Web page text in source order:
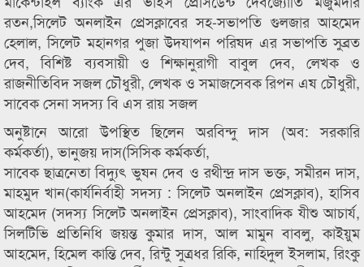
রতন,সিলেট অনলাইন প্রেসক্লাবের সহ-সভাপতি গুলজার আহমেদ
হেলাল, সিলেট মহানগর পুজা উদযাপন পরিষদ এর সভাপতি সুব্রত
দেব, বিশিষ্ট ব্যবসায়ী ও শিক্ষানুরাগী বাবুল দেব, লেখক ও
রাজনীতিবিদ সজল চৌধুরী, লেখক ও সমাজসেবক রিপন এষ চৌধুরী,
সাবেক সেনা সদস্য বি এস রায় সজল
অনুষ্টানে আরো উপস্থিত ছিলেন অরবিন্দু দাস (অব: সরকারি
কর্মকর্তা), ভানুজয় দাস(সিসিক কর্মকর্তা,
সাবেক ছাত্রনেতা বিদ্যুৎ ভুষন দেব ও রথীন্দ্র দাস ভক্ত, সমীরন দাস,
মাহমুদ খান(কার্যনির্বাহী সদস্য : সিলেট অনলাইন প্রেসক্লাব), হাসিব
আহমেদ (সদস্য সিলেট অনলাইন প্রেসক্লাব), সাংবাদিক যীশু আচার্য,
সিলটিভি প্রতিনিধি জয়ন্ত কুমার দাস, আল মামুন বাবলু, কাইয়ুম
আহমেদ, হিমেল কান্তি দেব, রিন্টু সুত্রধর রিকি, নাহিদুল ইসলাম, রিংকু